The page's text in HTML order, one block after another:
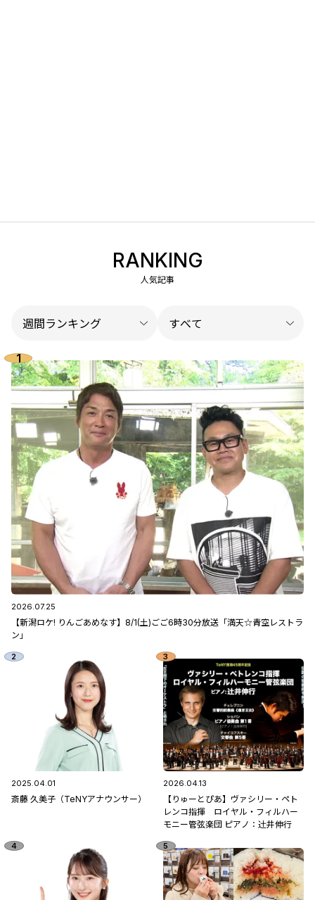
RANKING
人気記事
2026.07.25
【新潟ロケ! りんごあめなす】8/1(土)ごご6時30分放送「満天☆青空レストラ
ン」
2025.04.01
斎藤 久美子（TeNYアナウンサー）
2026.04.13
【りゅーとぴあ】ヴァシリー・ペト
レンコ指揮 ロイヤル・フィルハー
モニー管弦楽団 ピアノ：辻󠄀井伸行